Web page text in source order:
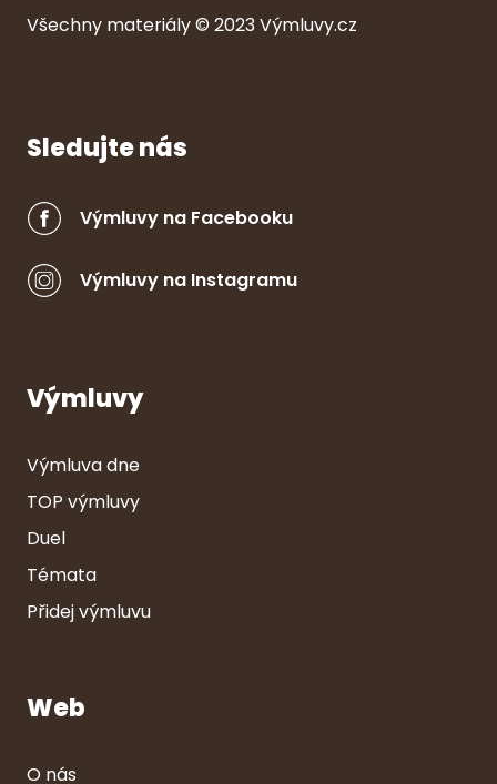
Všechny materiály © 2023Výmluvy.cz
Sledujte nás
Výmluvy na Facebooku
Výmluvy na Instagramu
Výmluvy
Výmluva dne
TOP výmluvy
Duel
Témata
Přidej výmluvu
Web
O nás